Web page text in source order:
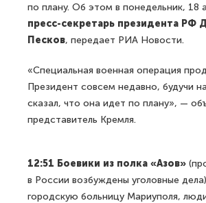
по плану. Об этом в понедельник, 18
пресс-секретарь президента РФ
Песков, передает РИА Новости.
«Специальная военная операция
Президент совсем недавно, будучи
сказал, что она идет по плану», —
представитель Кремля.
12:51 Боевики из полка «Азов»
в России возбуждены уголовные
городскую больницу Мариуполя,